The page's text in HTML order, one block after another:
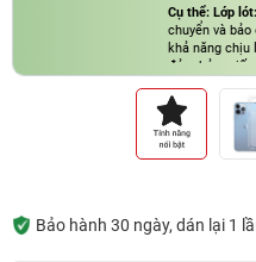
Cụ thể: Lớp lót:
chuyển và bảo
khả năng chịu
đảm bảo
Bảo hành 30 ngày, dán lại 1